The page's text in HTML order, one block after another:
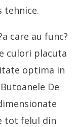
tehnice.
care au func?
culori placuta
optima in
De
tot felul din